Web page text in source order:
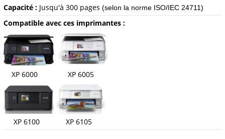
Capacité :Jusqu'à 300 pages (selon la norme ISO/IEC 24711)
Compatible avec ces imprimantes :
XP 6000 XP 6005
XP 6100 XP 6105